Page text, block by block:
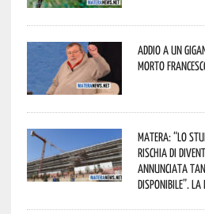
Addio a un
morto
Matera: “Lo
rischia di
annunciata
disponibile”. La